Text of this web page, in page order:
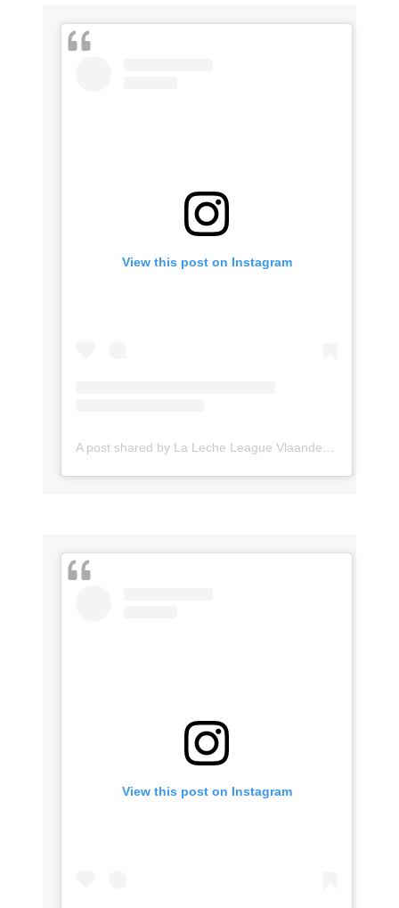
View this post on Instagram
View this post on Instagram